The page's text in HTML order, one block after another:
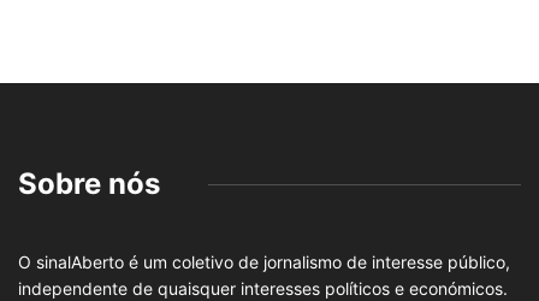
Sobre nós
O sinalAberto é um coletivo de jornalismo de interesse público,
independente de quaisquer interesses políticos e económicos.